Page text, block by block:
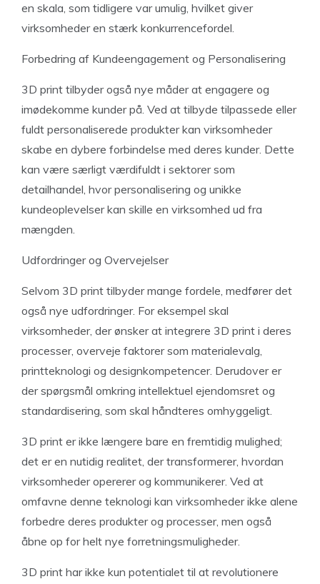
en skala, som tidligere var umulig, hvilket giver
virksomheder en stærk konkurrencefordel.
Forbedring af Kundeengagement og Personalisering
3D print tilbyder også nye måder at engagere og
imødekomme kunder på. Ved at tilbyde tilpassede eller
fuldt personaliserede produkter kan virksomheder
skabe en dybere forbindelse med deres kunder. Dette
kan være særligt værdifuldt i sektorer som
detailhandel, hvor personalisering og unikke
kundeoplevelser kan skille en virksomhed ud fra
mængden.
Udfordringer og Overvejelser
Selvom 3D print tilbyder mange fordele, medfører det
også nye udfordringer. For eksempel skal
virksomheder, der ønsker at integrere 3D print i deres
processer, overveje faktorer som materialevalg,
printteknologi og designkompetencer. Derudover er
der spørgsmål omkring intellektuel ejendomsret og
standardisering, som skal håndteres omhyggeligt.
3D print er ikke længere bare en fremtidig mulighed;
det er en nutidig realitet, der transformerer, hvordan
virksomheder opererer og kommunikerer. Ved at
omfavne denne teknologi kan virksomheder ikke alene
forbedre deres produkter og processer, men også
åbne op for helt nye forretningsmuligheder.
3D print har ikke kun potentialet til at revolutionere